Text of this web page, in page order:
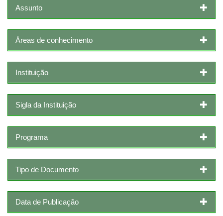
Assunto
Áreas de conhecimento
Instituição
Sigla da Instituição
Programa
Tipo de Documento
Data de Publicação